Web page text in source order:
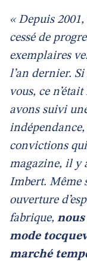
« Depuis
cessé de
exemplaires
l’an dernier.
vous, ce
avons suivi
convictions
magazine, il y
Imbert. Même
ouverture
fabrique,
mode
marché